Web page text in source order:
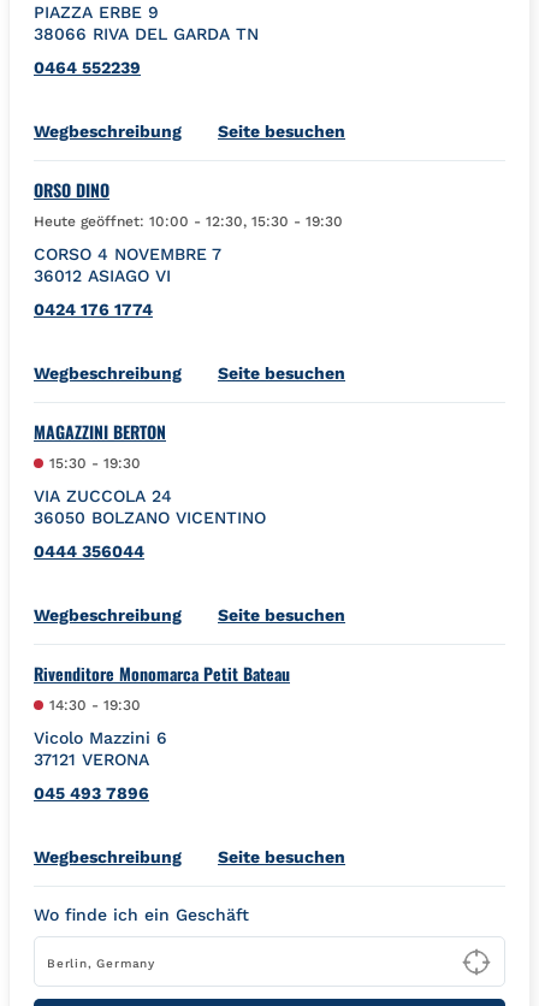
PIAZZA ERBE 9
38066 RIVA DEL GARDA TN
0464 552239
WegbeschreibungLink Opens in New Tab
Seite besuchen
ORSO DINO
Heute geöffnet: 10:00 - 12:30, 15:30 - 19:30
CORSO 4 NOVEMBRE 7
36012 ASIAGO VI
0424 176 1774
WegbeschreibungLink Opens in New Tab
Seite besuchen
MAGAZZINI BERTON
15:30 - 19:30
VIA ZUCCOLA 24
36050 BOLZANO VICENTINO
0444 356044
WegbeschreibungLink Opens in New Tab
Seite besuchen
Rivenditore Monomarca Petit Bateau
14:30 - 19:30
Vicolo Mazzini 6
37121 VERONA
045 493 7896
WegbeschreibungLink Opens in New Tab
Seite besuchen
Wo finde ich ein Geschäft